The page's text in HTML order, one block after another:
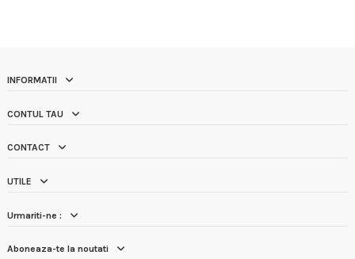
INFORMATII
CONTUL TAU
CONTACT
UTILE
Urmariti-ne :
Aboneaza-te la noutati